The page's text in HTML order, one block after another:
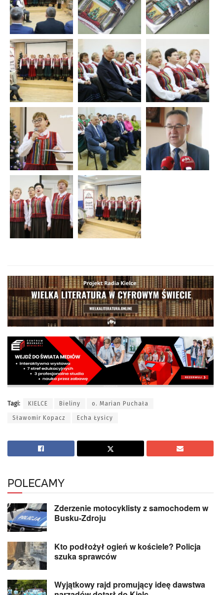
Tagi: KIELCE Bieliny o. Marian Puchała
Sławomir Kopacz Echa Łysicy
POLECAMY
Zderzenie motocyklisty z samochodem w
Busku-Zdroju
Kto podłożył ogień w kościele? Policja
szuka sprawców
Wyjątkowy rajd promujący ideę dawstwa